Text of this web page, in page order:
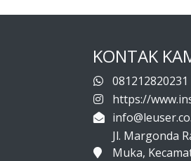
KONTAK
081212820231
https://
Jl. Margonda
Muka,